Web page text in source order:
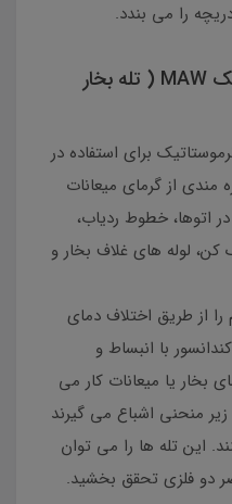
را می بندد.
مناطق استفاده از ترموستاتیک MAW ( تله بخار
برای استفاده در
مندی از گرمای میعانات
اتوها، خطوط ردیاب،
لوله های غلاف بخار و
را از طریق اختلاف دمای
با انبساط و
بخار یا میعانات کار می
منحنی اشباع می گیرند
این تله ها را می توان
دو فلزی تحقق بخشید.